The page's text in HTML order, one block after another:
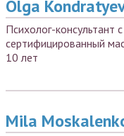
Olga
Психолог-консультант
сертифицированный
10 лет
Mila